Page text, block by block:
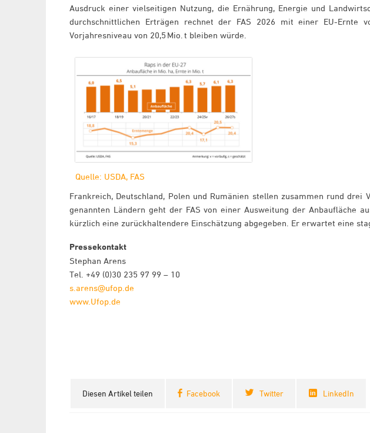
Ausdruck einer vielseitigen Nutzung, die Ernährung, Energie und
durchschnittlichen Erträgen rechnet der FAS 2026 mit einer EU-Ernte
Vorjahresniveau von 20,5 Mio. t bleiben würde.
Quelle: USDA, FAS
Frankreich, Deutschland, Polen und Rumänien stellen zusammen rund
genannten Ländern geht der FAS von einer Ausweitung der Anbaufläche
kürzlich eine zurückhaltendere Einschätzung abgegeben. Er erwartet eine
Pressekontakt
Stephan Arens
Tel. +49 (0)30 235 97 99 – 10
s.arens@ufop.de
www.Ufop.de
Diesen Artikel teilen Facebook Twitter LinkedIn